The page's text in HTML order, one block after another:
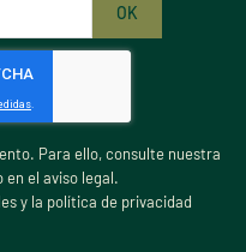
Para ello, consulte nuestra
el aviso legal.
y la política de privacidad